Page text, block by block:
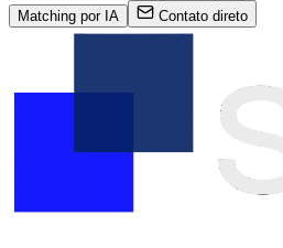
Matching por IA Contato direto